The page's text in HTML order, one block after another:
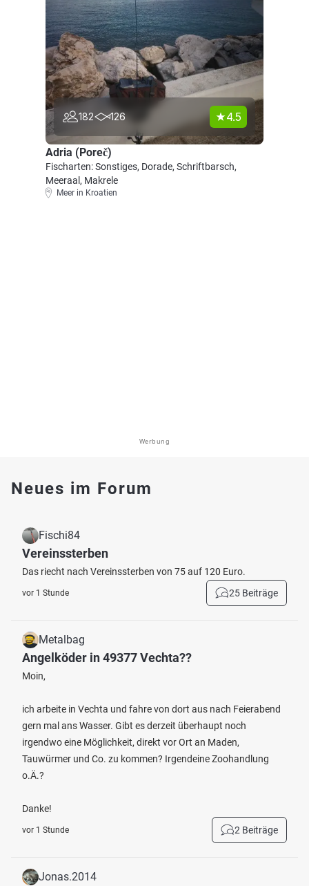
182 126 4.5
Adria (Poreč)
Fischarten: Sonstiges, Dorade, Schriftbarsch,
Meeraal, Makrele
Meer in Kroatien
Werbung
Neues im Forum
Fischi84
Vereinssterben
Das riecht nach Vereinssterben von 75 auf 120 Euro.
vor 1 Stunde 25 Beiträge
Metalbag
Angelköder in 49377 Vechta??
Moin,
ich arbeite in Vechta und fahre von dort aus nach Feierabend
gern mal ans Wasser. Gibt es derzeit überhaupt noch
irgendwo eine Möglichkeit, direkt vor Ort an Maden,
Tauwürmer und Co. zu kommen? Irgendeine Zoohandlung
o.Ä.?
Danke!
vor 1 Stunde 2 Beiträge
Jonas.2014